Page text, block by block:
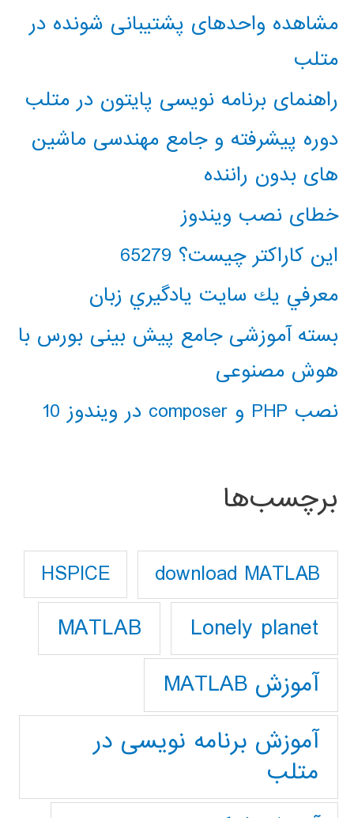
مشاهده واحدهای پشتیبانی شونده در
متلب
راهنمای برنامه نویسی پایتون در متلب
دوره پیشرفته و جامع مهندسی ماشین
های بدون راننده
خطای نصب ویندوز
این کاراکتر چیست؟ 65279
معرفي يك سايت يادگيري زبان
بسته آموزشی جامع پیش بینی بورس با
هوش مصنوعی
نصب PHP و composer در ویندوز 10
برچسب‌ها
download MATLAB
HSPICE
Lonely planet
MATLAB
آموزش MATLAB
آموزش برنامه نویسی در
متلب